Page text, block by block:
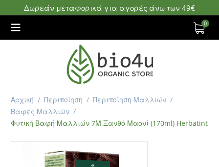
Δωρεάν μεταφορικά για αγορές άνω των 49€
0
Αρχική / Περιποίηση / Περιποίηση Μαλλιών /
Βαφές Μαλλιών /
Φυτική Βαφή Μαλλιών 7Μ Ξανθό Μαονί (170ml) Herbatint